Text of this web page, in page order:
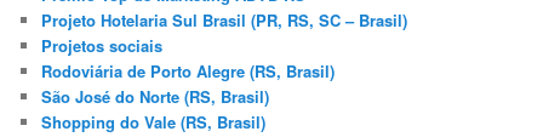
Projeto Hotelaria Sul Brasil (PR, RS, SC – Brasil)
Projetos sociais
Rodoviária de Porto Alegre (RS, Brasil)
São José do Norte (RS, Brasil)
Shopping do Vale (RS, Brasil)